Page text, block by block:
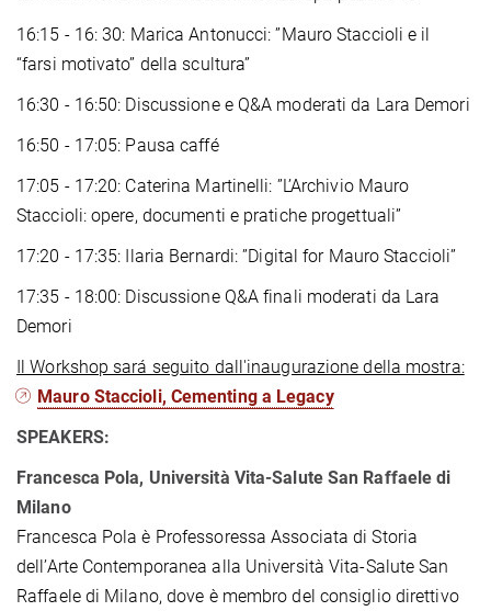
16:15 - 16: 30: Marica Antonucci: ”Mauro Staccioli e il
“farsi motivato” della scultura”
16:30 - 16:50: Discussione e Q&A moderati da Lara Demori
16:50 - 17:05: Pausa caffé
17:05 - 17:20: Caterina Martinelli: ”L’Archivio Mauro
Staccioli: opere, documenti e pratiche progettuali”
17:20 - 17:35: Ilaria Bernardi: ”Digital for Mauro Staccioli”
17:35 - 18:00: Discussione Q&A finali moderati da Lara
Demori
Il Workshop sará seguito dall'inaugurazione della mostra:
Mauro Staccioli, Cementing a Legacy
SPEAKERS:
Francesca Pola, Università Vita-Salute San Raffaele di
Milano
Francesca Pola è Professoressa Associata di Storia
dell’Arte Contemporanea alla Università Vita-Salute San
Raffaele di Milano, dove è membro del consiglio direttivo